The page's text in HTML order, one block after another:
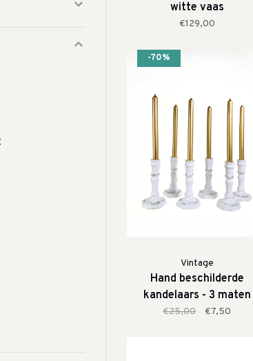
witte vaas
€129,00
-70%
Vintage
Hand beschilderde
kandelaars - 3 maten
€25,00 €7,50